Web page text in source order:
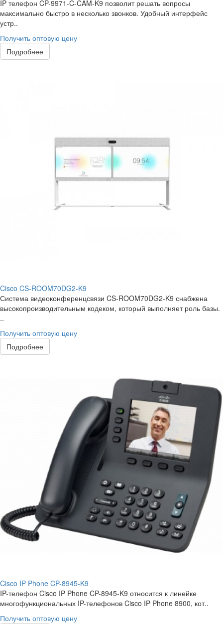
IP телефон CP-9971-C-CAM-K9 позволит решать вопросы
максимально быстро в несколько звонков. Удобный интерфейс
устр..
Получить оптовую цену
Подробнее
Cisco CS-ROOM70DG2-K9
Система видеоконференцсвязи CS-ROOM70DG2-K9 снабжена
высокопроизводительным кодеком, который выполняет роль базы.
..
Получить оптовую цену
Подробнее
Cisco IP Phone CP-8945-K9
IP-телефон Cisco IP Phone CP-8945-K9 относится к линейке
многофункциональных IP-телефонов Cisco IP Phone 8900, кот..
Получить оптовую цену